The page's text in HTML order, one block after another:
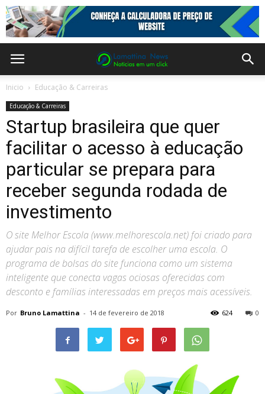
Inicio Educação & Carreiras
Educação & Carreiras
Startup brasileira que quer
facilitar o acesso à educação
particular se prepara para
receber segunda rodada de
investimento
O site Melhor Escola (www.melhorescola.net) foi criado para
ajudar pais na difícil tarefa de escolher uma escola. O
programa de bolsas do site funciona como um sistema
inteligente que conecta vagas ociosas oferecidas com
desconto e famílias interessadas em preços mais acessíveis.
Por Bruno Lamattina - 14 de fevereiro de 2018 0
624